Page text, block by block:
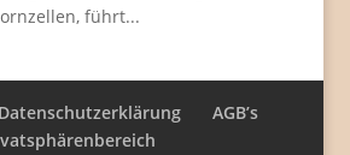
führt...
Datenschutzerklärung
AGB’s